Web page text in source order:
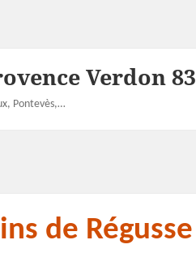
Verdon 83
Pontevès,…
de Régusse